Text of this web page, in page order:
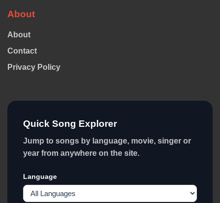
About
About
Contact
Privacy Policy
Quick Song Explorer
Jump to songs by language, movie, singer or
year from anywhere on the site.
Language